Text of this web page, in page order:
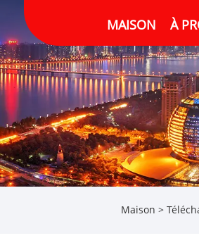
MAISON À
Maison >